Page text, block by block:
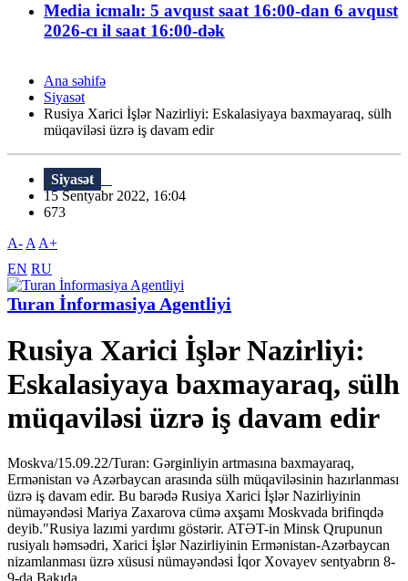
Media icmalı: 5 avqust saat 16:00-dan 6 avqust
2026-cı il saat 16:00-dək
Ana səhifə
Siyasət
Rusiya Xarici İşlər Nazirliyi: Eskalasiyaya baxmayaraq, sülh
müqaviləsi üzrə iş davam edir
Siyasət
15 Sentyabr 2022, 16:04
673
A- A A+
EN RU
Turan İnformasiya Agentliyi
Rusiya Xarici İşlər Nazirliyi:
Eskalasiyaya baxmayaraq, sülh
müqaviləsi üzrə iş davam edir
Moskva/15.09.22/Turan: Gərginliyin artmasına baxmayaraq,
Ermənistan və Azərbaycan arasında sülh müqaviləsinin hazırlanması
üzrə iş davam edir. Bu barədə Rusiya Xarici İşlər Nazirliyinin
nümayəndəsi Mariya Zaxarova cümə axşamı Moskvada brifinqdə
deyib."Rusiya lazımi yardımı göstərir. ATƏT-in Minsk Qrupunun
rusiyalı həmsədri, Xarici İşlər Nazirliyinin Ermənistan-Azərbaycan
nizamlanması üzrə xüsusi nümayəndəsi İqor Xovayev sentyabrın 8-
9-da Bakıda,...